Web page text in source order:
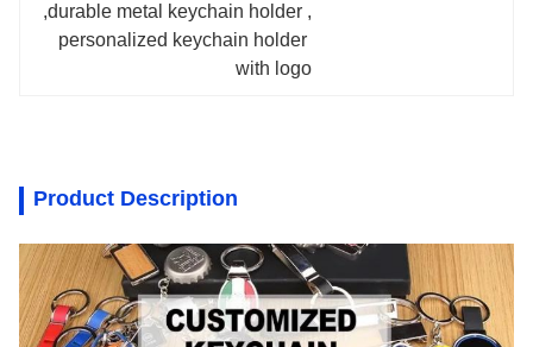
,
durable metal keychain holder
,
personalized keychain holder
with logo
Product Description